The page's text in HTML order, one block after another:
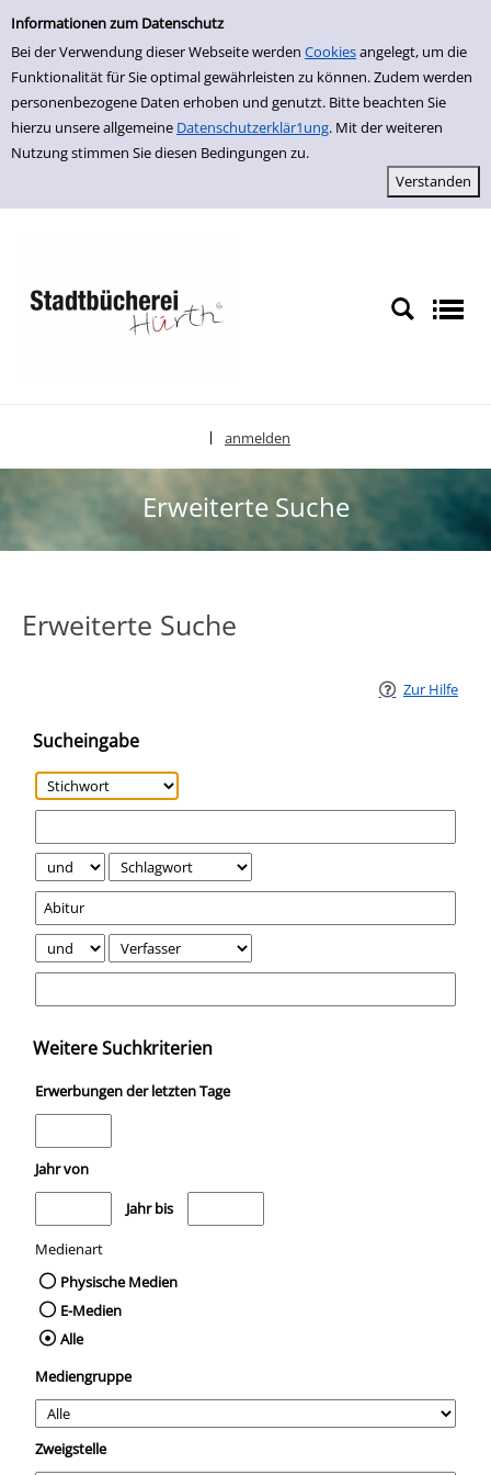
Erweiterte Suche
Informationen zum Datenschutz
Bei der Verwendung dieser Webseite werden Cookiesangelegt, um die
Funktionalität für Sie optimal gewährleisten zu können. Zudem werden
personenbezogene Daten erhoben und genutzt. Bitte beachten Sie
hierzu unsere allgemeine Datenschutzerklär1ung. Mit der weiteren
Nutzung stimmen Sie diesen Bedingungen zu.
zur Navigation springen
zum Inhalt springen
Zur erweiterten Suche springen
anmelden
Erweiterte Suche
Erweiterte Suche
Zur Hilfe
Sucheingabe
Weitere Suchkriterien
Erwerbungen der letzten Tage
Jahr von
Medien anzeigen, die nach dem Jahr veröffentlicht wurden
Jahr bis
Medienart
Physische Medien
E-Medien
Alle
Mediengruppe
Zweigstelle